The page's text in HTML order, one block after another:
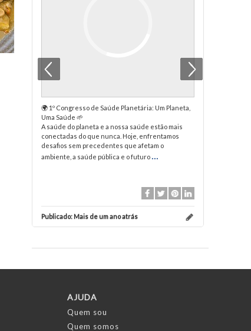
🌍 1º Congresso de Saúde Planetária: Um Planeta,
Uma Saúde 🌱
A saúde do planeta e a nossa saúde estão mais
conectadas do que nunca. Hoje, enfrentamos
desafios sem precedentes que afetam o
ambiente, a saúde pública e o futuro ...
Publicado: Mais de um ano atrás
AJUDA
Quem sou
Quem somos